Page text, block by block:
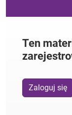
Ten
Zaloguj się